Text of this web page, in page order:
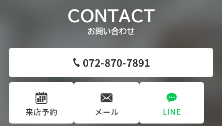
CONTACT
お問い合わせ
072-870-7891